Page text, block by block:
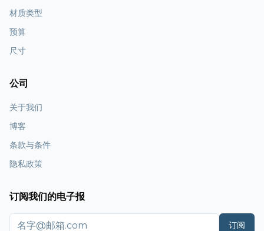
材质类型
预算
尺寸
公司
关于我们
博客
条款与条件
隐私政策
订阅我们的电子报
订阅